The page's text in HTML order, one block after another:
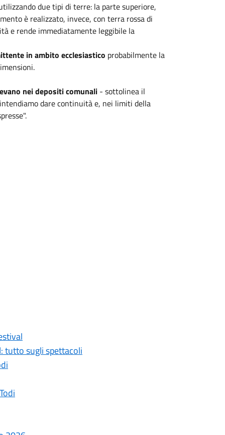
due tipi di terre: la parte superiore,
è realizzato, invece, con terra rossa di
e rende immediatamente leggibile la
in ambito ecclesiastico probabilmente la
nei depositi comunali- sottolinea il
dare continuità e, nei limiti della
tutto sugli spettacoli